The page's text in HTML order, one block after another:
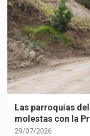
Las parroquias
molestas con la
29/07/2026